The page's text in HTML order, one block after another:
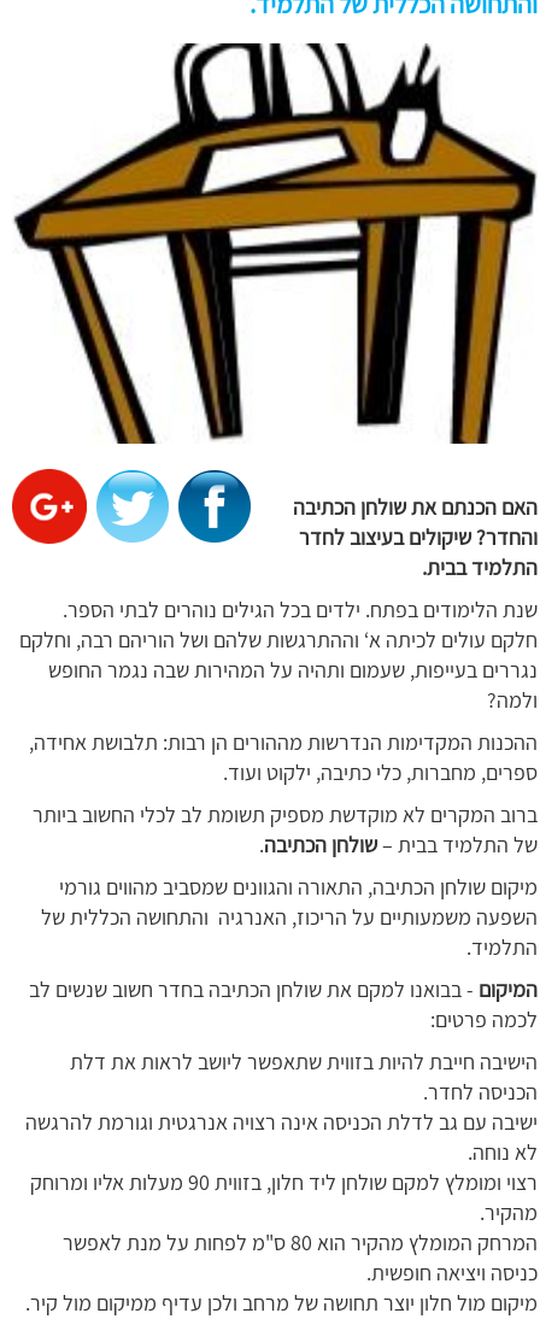
האם הכנתם את שולחן הכתיבה
והחדר?שיקולים בעיצוב לחדר
התלמיד בבית.
שנת הלימודים בפתח. ילדים בכל הגילים נוהרים לבתי הספר.
חלקם עולים לכיתה א‘ וההתרגשות שלהם ושל הוריהם רבה, וחלקם
נגררים בעייפות, שעמום ותהיה על המהירות שבה נגמר החופש
ולמה?
ההכנות המקדימות הנדרשות מההורים הן רבות: תלבושת אחידה,
ספרים, מחברות, כלי כתיבה, ילקוט ועוד.
ברוב המקרים לא מוקדשת מספיק תשומת לב לכלי החשוב ביותר
של התלמיד בבית –שולחן הכתיבה.
מיקום שולחן הכתיבה, התאורה והגוונים שמסביב מהווים גורמי
השפעה משמעותיים על הריכוז, האנרגיה והתחושה הכללית של
התלמיד.
המיקום - בבואנו למקם את שולחן הכתיבה בחדר חשוב שנשים לב
לכמה פרטים:
הישיבה חייבת להיות בזווית שתאפשר ליושב לראות את דלת
הכניסה לחדר.
ישיבה עם גב לדלת הכניסה אינה רצויה אנרגטית וגורמת להרגשה
לא נוחה.
רצוי ומומלץ למקם שולחן ליד חלון, בזווית 90 מעלות אליו ומרוחק
מהקיר.
המרחק המומלץ מהקיר הוא 80 ס"מ לפחות על מנת לאפשר
כניסה ויציאה חופשית.
מיקום מול חלון יוצר תחושה של מרחב ולכן עדיף ממיקום מול קיר.